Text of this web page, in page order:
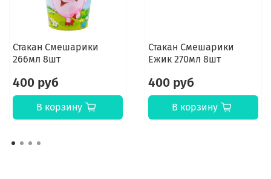
Стакан Смешарики
266мл 8шт
400 руб
В корзину
Стакан Смешарики
Ежик 270мл 8шт
400 руб
В корзину